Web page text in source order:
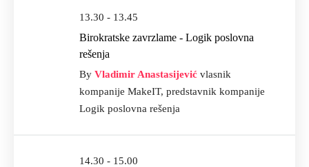
13.30 - 13.45
Birokratske zavrzlame - Logik poslovna
rešenja
By Vladimir Anastasijević vlasnik
kompanije MakeIT, predstavnik kompanije
Logik poslovna rešenja
14.30 - 15.00